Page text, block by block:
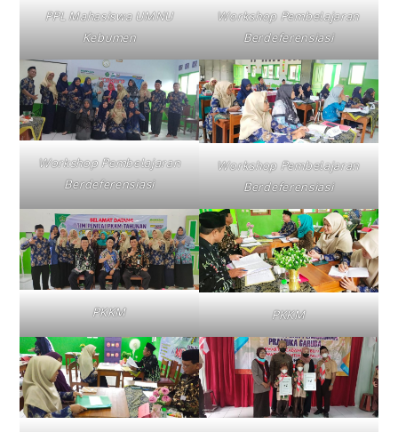
PPL Mahasiswa UMNU
Kebumen
Workshop Pembelajaran
Berdeferensiasi
Workshop Pembelajaran
Berdeferensiasi
Workshop Pembelajaran
Berdeferensiasi
PKKM PKKM